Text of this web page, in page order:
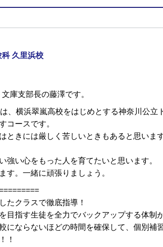
久里浜校
庫支部長の藤澤です。
、横浜翠嵐高校をはじめとする神奈川公立
コースです。
ときには厳しく苦しいときもあると思いま
強い心をもった人を育てたいと思います。
す。一緒に頑張りましょう。
たクラスで徹底指導！
目指す生徒を全力でバックアップする体制
にならないほどの時間を確保して、個別補
！